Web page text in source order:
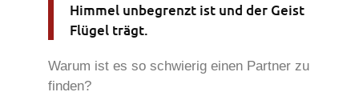
Himmel unbegrenzt ist und der Geist
Flügel trägt.
Warum ist es so schwierig einen Partner zu
finden?